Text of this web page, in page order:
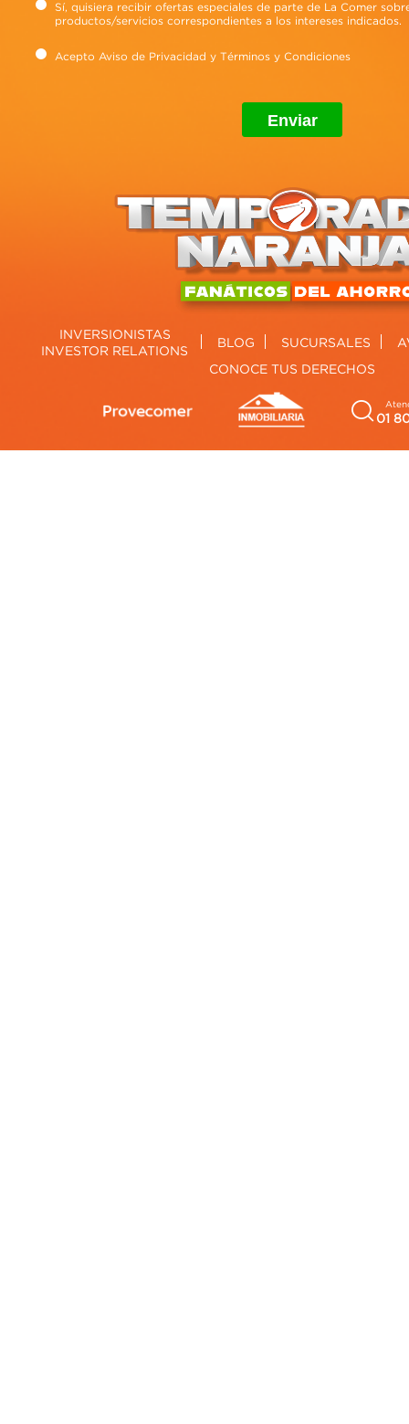
Sí, quisiera recibir ofertas especiales de parte de La Comer
productos/servicios correspondientes a los intereses indicados.
Acepto Aviso de Privacidad y Términos y Condiciones
INVERSIONISTAS
INVESTOR RELATIONS
BLOG SUCURSALES
CONOCE TUS DERECHOS
01